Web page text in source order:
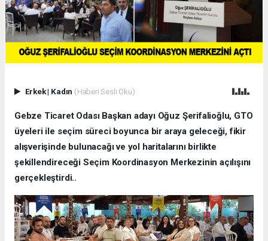
Erkek| Kadın (Haberi Sesli Oku)
Gebze Ticaret Odası Başkan adayı Oğuz Şerifalioğlu, GTO
üyeleri ile seçim süreci boyunca bir araya geleceği, fikir
alışverişinde bulunacağı ve yol haritalarını birlikte
şekillendireceği Seçim Koordinasyon Merkezinin açılışını
gerçekleştirdi..